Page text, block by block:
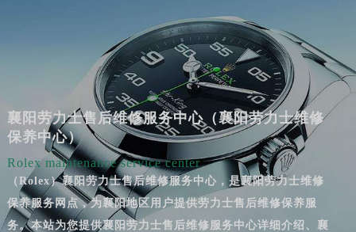
襄阳劳力士售后维修服务中心（襄阳劳力士维修
保养中心）
Rolex maintenance service center
（Rolex）襄阳劳力士售后维修服务中心，是襄阳劳力士维修
保养服务网点，为襄阳地区用户提供劳力士售后维修保养服
务。本站为您提供襄阳劳力士售后维修服务中心详细介绍、襄